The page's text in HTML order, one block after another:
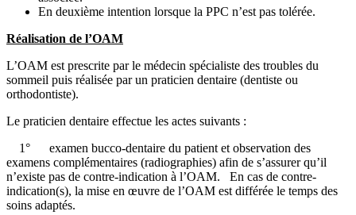
En deuxième intention lorsque la PPC n’est pas tolérée.
Réalisation de l’OAM
L’OAM est prescrite par le médecin spécialiste des troubles du
sommeil puis réalisée par un praticien dentaire (dentiste ou
orthodontiste).
Le praticien dentaire effectue les actes suivants :
1° examen bucco-dentaire du patient et observation des
examens complémentaires (radiographies) afin de s’assurer qu’il
n’existe pas de contre-indication à l’OAM. En cas de contre-
indication(s), la mise en œuvre de l’OAM est différée le temps des
soins adaptés.